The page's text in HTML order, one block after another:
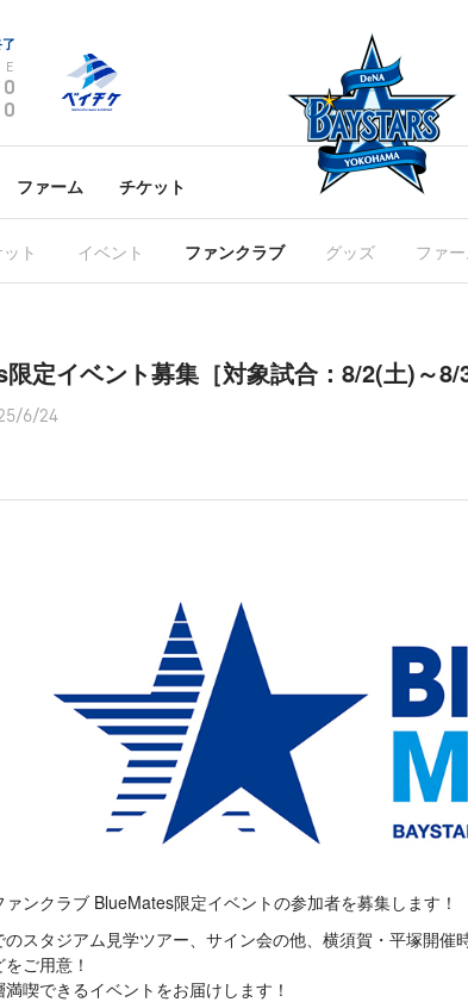
E
0
0
ファーム チケット
ト イベント ファンクラブ グッズ ファ
定イベント募集［対象試合：8/2(土)～8/
6/24
ンクラブ BlueMates限定イベントの参加者を募集します！
スタジアム見学ツアー、サイン会の他、横須賀・平塚開
ご用意！
喫できるイベントをお届けします！